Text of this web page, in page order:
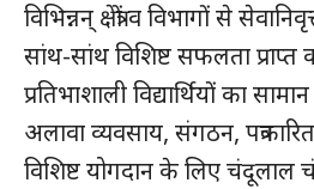
विभिन्नन् क्षेत्रों व विभागों से
सांथ-सांथ विशिष्ट सफलता
प्रतिभाशाली विद्यार्थियों का
अलावा व्यवसाय, संगठन,
विशिष्ट योगदान के लिए चंदूलाल